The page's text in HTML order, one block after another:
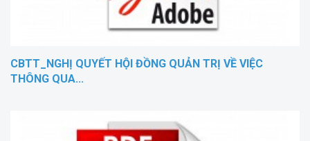
CBTT_NGHỊ QUYẾT HỘI ĐỒNG QUẢN TRỊ VỀ VIỆC
THÔNG QUA...